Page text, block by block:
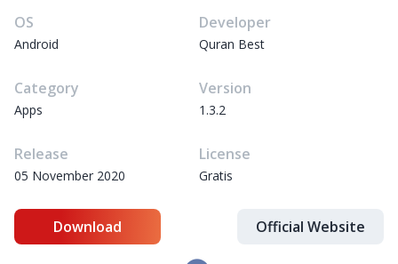
OS
Android
Developer
Quran Best
Category
Apps
Version
1.3.2
Release
05 November 2020
License
Gratis
Download Official Website